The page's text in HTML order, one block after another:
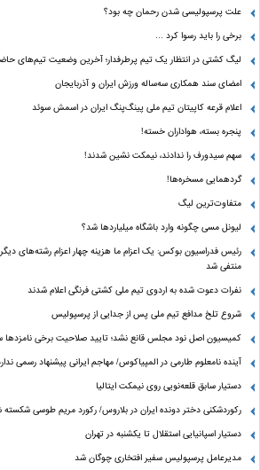
علت پرسپولیسی شدن رحمان چه بود؟
برخی را باید رسوا کرد …
لیگ کشتی در انتظار یک تیم پرطرفدار؛ آخرین وضعیت تیم‌های
امضای سند همکاری سه‌ساله ورزش ایران و آذربایجان
اعلام قرعه کاپیتان تیم ملی پینگ‌پنگ ایران در اسمش سوئد
پنجره بسته، هواداران خسته!
سهم سیدورف را ندادند، نیمکت نشین شدند!
گردهمایی مسخره‌ها!
متفاوت‌ترین لیگ
لیونل مسی چگونه وارد باشگاه میلیاردها شد؟
رئیس فدراسیون بوکس: یک اعزام ما هزینه چهار اعزام رشته‌های دیگر
منتفی شد
نفرات دعوت شده به اردوی تیم ملی کشتی فرنگی اعلام شدند
شروع تلخ مدافع تیم ملی پس از جدایی از پرسپولیس
کمیسیون اصل نود مجلس قانع نشد؛ تایید صلاحیت برخی نامزدها
آینده نامعلوم طارمی در المپیاکوس/ مهاجم ایرانی پیشنهاد رسمی
دستیار سابق قلعه‌نویی روی نیمکت ایتالیا
رکوردشکنی دختر دونده ایران در بلاروس/ رکورد مریم طوسی
دستیار اسپانیایی استقلال تا یکشنبه در تهران
مدیرعامل پرسپولیس سفیر افتخاری چوگان شد